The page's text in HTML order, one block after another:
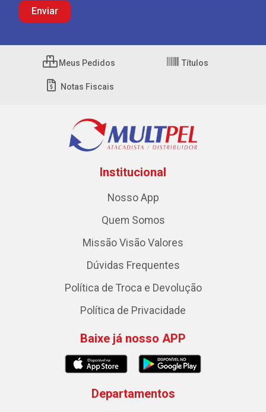
Meus Pedidos Títulos
Notas Fiscais
Institucional
Nosso App
Quem Somos
Missão Visão Valores
Dúvidas Frequentes
Política de Troca e Devolução
Política de Privacidade
Baixe já nosso APP
Departamentos